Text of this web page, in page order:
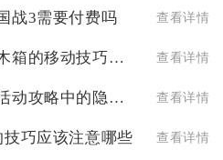
战3需要付费吗 查看详情
摩尔庄园中小木箱的移动技巧有哪些 查看详情
放置江湖江湖活动攻略中的隐藏场景在哪里 查看详情
巧应该注意哪些 查看详情